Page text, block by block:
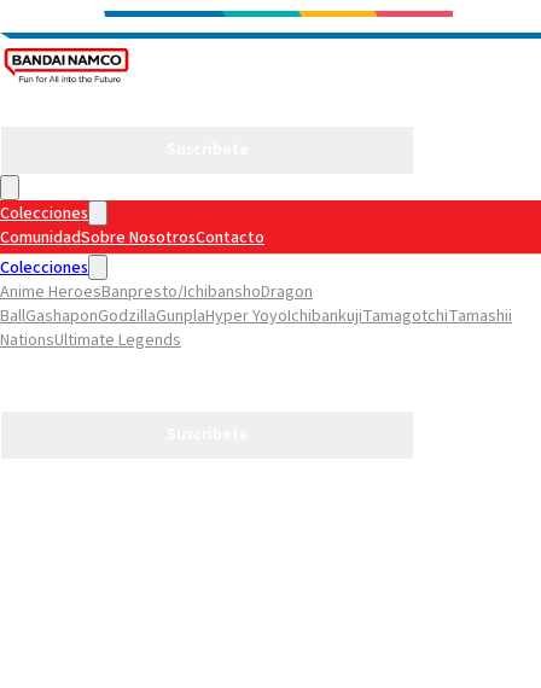
Colecciones
ComunidadSobre NosotrosContacto
Colecciones
Anime HeroesBanpresto/IchibanshoDragon
BallGashaponGodzillaGunplaHyper YoyoIchibankujiTamagotchiTamashii
NationsUltimate Legends